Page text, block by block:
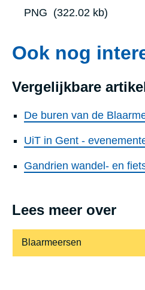
PNG (322.02 kb)
Ook nog
Vergelijkbare
De buren van de
UiT in Gent -
Gandrien wandel- en
Lees meer over
Blaarmeersen